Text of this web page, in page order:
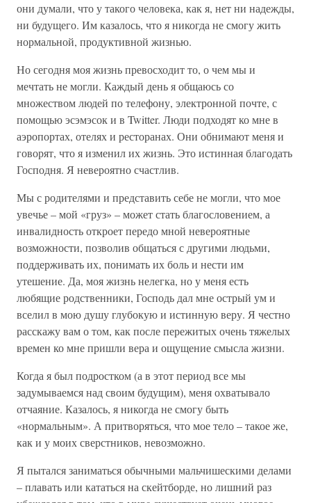
они думали, что у такого человека, как я, нет ни надежды,
ни будущего. Им казалось, что я никогда не смогу жить
нормальной, продуктивной жизнью.
Но сегодня моя жизнь превосходит то, о чем мы и
мечтать не могли. Каждый день я общаюсь со
множеством людей по телефону, электронной почте, с
помощью эсэмэсок и в Twitter. Люди подходят ко мне в
аэропортах, отелях и ресторанах. Они обнимают меня и
говорят, что я изменил их жизнь. Это истинная благодать
Господня. Я невероятно счастлив.
Мы с родителями и представить себе не могли, что мое
увечье – мой «груз» – может стать благословением, а
инвалидность откроет передо мной невероятные
возможности, позволив общаться с другими людьми,
поддерживать их, понимать их боль и нести им
утешение. Да, моя жизнь нелегка, но у меня есть
любящие родственники, Господь дал мне острый ум и
вселил в мою душу глубокую и истинную веру. Я честно
расскажу вам о том, как после пережитых очень тяжелых
времен ко мне пришли вера и ощущение смысла жизни.
Когда я был подростком (а в этот период все мы
задумываемся над своим будущим), меня охватывало
отчаяние. Казалось, я никогда не смогу быть
«нормальным». А притворяться, что мое тело – такое же,
как и у моих сверстников, невозможно.
Я пытался заниматься обычными мальчишескими делами
– плавать или кататься на скейтборде, но лишний раз